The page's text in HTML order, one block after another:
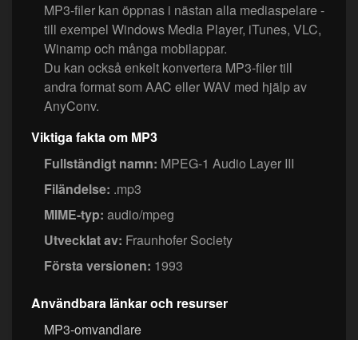
MP3-filer kan öppnas i nästan alla mediaspelare -
till exempel Windows Media Player, iTunes, VLC,
Winamp och många mobilappar.
Du kan också enkelt konvertera MP3-filer till
andra format som AAC eller WAV med hjälp av
AnyConv.
Viktiga fakta om MP3
Fullständigt namn: MPEG-1 Audio Layer III
Filändelse: .mp3
MIME-typ: audio/mpeg
Utvecklat av: Fraunhofer Society
Första versionen: 1993
Användbara länkar och resurser
MP3-omvandlare